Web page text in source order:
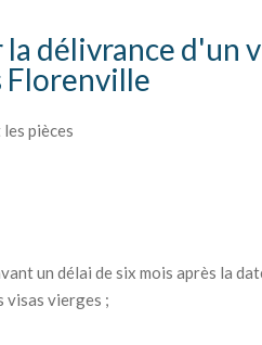
délivrance d'un
Florenville
pièces
un délai de six mois après la
visas vierges ;